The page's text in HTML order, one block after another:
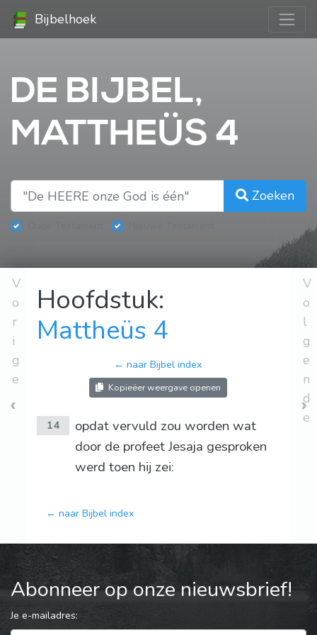
Bijbelhoek
DE BIJBEL,
MATTHEÜS 4
Zoeken
V
o
r
i
g
e
Hoofdstuk:
Mattheüs 4
← naar Bijbel index
Kopieëer weergave openen
14
opdat vervuld zou worden wat
door de profeet Jesaja gesproken
werd toen hij zei:
← naar Bijbel index
V
o
l
g
e
n
d
e
Abonneer op onze nieuwsbrief!
Je e-mailadres: